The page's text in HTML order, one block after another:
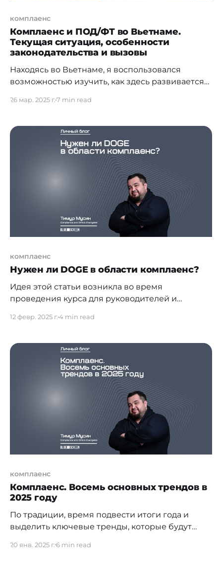
комплаенс
Комплаенс и ПОД/ФТ во Вьетнаме.
Текущая ситуация, особенности
законодательства и вызовы
Находясь во Вьетнаме, я воспользовался
возможностью изучить, как здесь развивается
легализации (отмыванию) доходов, полученных
терроризма. В итоге, написал небольшую
аналитическую статью, в которой отразил
ключевые аспекты законодательной базы
Вьетнама, причины развития комплаенс, роли
государственных органов и субъектов
финансового мониторинга. Если говорить о
26 мар. 2025 г.7 min read
комплаенс
Нужен ли DOGE в области комплаенс?
Идея этой статьи возникла во время
проведения курса для руководителей и
процессе обсуждения их ожиданий и болевых
стало очевидно, что многие воспринимают
комплаенс как чрезмерно
бюрократизированную, затратную и негибкую
систему. Вместо реальной защиты бизнеса
комплаенс в данном случае превращается
12 февр. 2025 г.4 min read
комплаенс
Комплаенс. Восемь основных трендов в
2025 году
По традиции, время подвести итоги года и
выделить ключевые тренды, которые будут
Казахстане и мире, по моему субъективному
20 янв. 2025 г.6 min read